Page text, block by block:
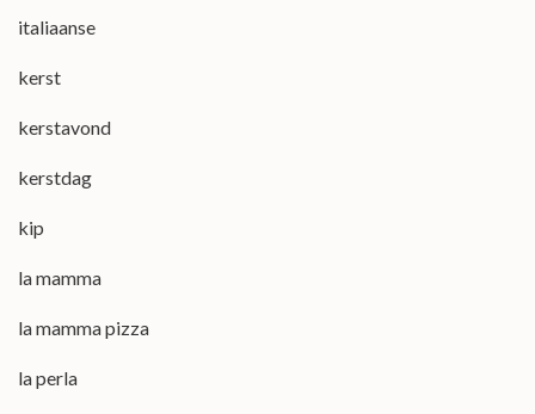
italiaanse
kerst
kerstavond
kerstdag
kip
la mamma
la mamma pizza
la perla